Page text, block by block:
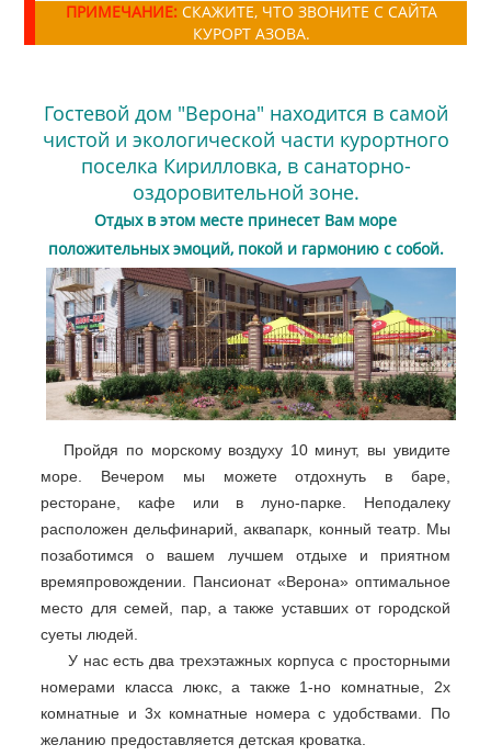
ПРИМЕЧАНИЕ:СКАЖИТЕ, ЧТО ЗВОНИТЕ С САЙТА
КУРОРТ АЗОВА.
Гостевой дом "Верона" находится в самой
чистой и экологической части курортного
поселка Кирилловка, в санаторно-
оздоровительной зоне.
Отдых в этом месте принесет Вам море
положительных эмоций, покой и гармонию с собой.
Пройдя по морскому воздуху 10 минут, вы увидите
море. Вечером мы можете отдохнуть в баре,
ресторане, кафе или в луно-парке. Неподалеку
расположен дельфинарий, аквапарк, конный театр. Мы
позаботимся о вашем лучшем отдыхе и приятном
времяпровождении. Пансионат «Верона» оптимальное
место для семей, пар, а также уставших от городской
суеты людей.
У нас есть два трехэтажных корпуса с просторными
номерами класса люкс, а также 1-но комнатные, 2х
комнатные и 3х комнатные номера с удобствами. По
желанию предоставляется детская кроватка.